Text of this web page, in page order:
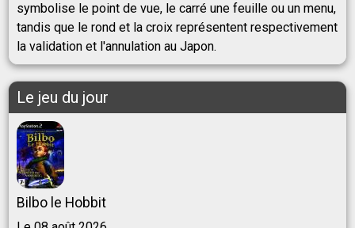
symbolise le point de vue, le carré une feuille ou un menu,
tandis que le rond et la croix représentent respectivement
la validation et l'annulation au Japon.
Le jeu du jour
Bilbo le Hobbit